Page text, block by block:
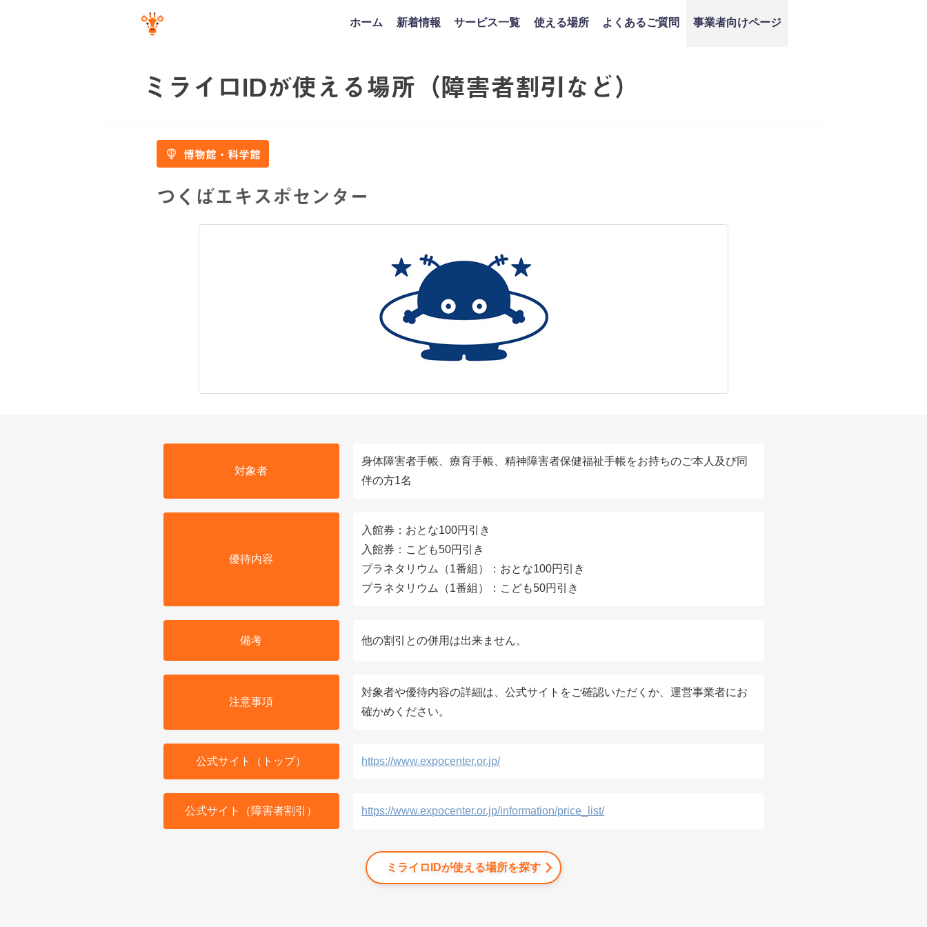
ホーム 新着情報 サービス一覧 使える場所 よくあるご質問 事業者向けページ
ミライロIDが使える場所（障害者割引など）
博物館・科学館
つくばエキスポセンター
対象者
身体障害者手帳、療育手帳、精神障害者保健福祉手帳をお持ちのご本人及び同
伴の方1名
優待内容
入館券：おとな100円引き
入館券：こども50円引き
プラネタリウム（1番組）：おとな100円引き
プラネタリウム（1番組）：こども50円引き
備考 他の割引との併用は出来ません。
注意事項
対象者や優待内容の詳細は、公式サイトをご確認いただくか、運営事業者にお
確かめください。
公式サイト（トップ） https://www.expocenter.or.jp/
公式サイト（障害者割引） https://www.expocenter.or.jp/information/price_list/
ミライロIDが使える場所を探す